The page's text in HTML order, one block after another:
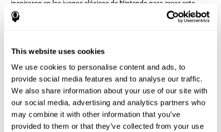
This website uses cookies
We use cookies to personalise content and ads, to
provide social media features and to analyse our traffic.
We also share information about your use of our site with
our social media, advertising and analytics partners who
may combine it with other information that you’ve
provided to them or that they’ve collected from your use
inspiraron en los juegos clásicos de Nintendo para crear este
juego. El usuario tiene que pensar de manera diferente y calcular
cada movimiento lo más rápido posible para llegar al hormiguero.
¿Cómo mejora el juego mental "Ant
Escape" mis habilidades cognitivas?
Jugar a Ant Escape estimula un patrón de activación neural
específico. Repetir y entrenar de manera consistente este patrón,
puede ayudar a crear nuevas sinapsis, y a que los circuitos
neuronales se reorganicen y recuperen funciones cognitivas
debilitadas o dañadas.